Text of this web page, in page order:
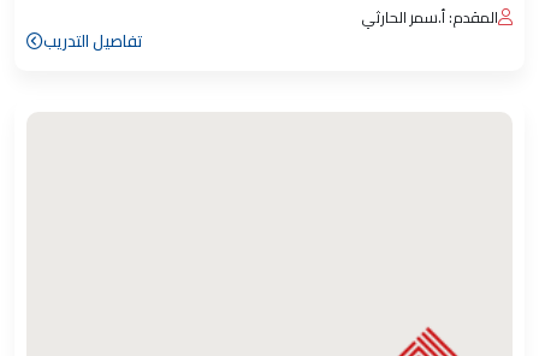
المقدم: أ.سمر الحارثي
تفاصيل التدريب